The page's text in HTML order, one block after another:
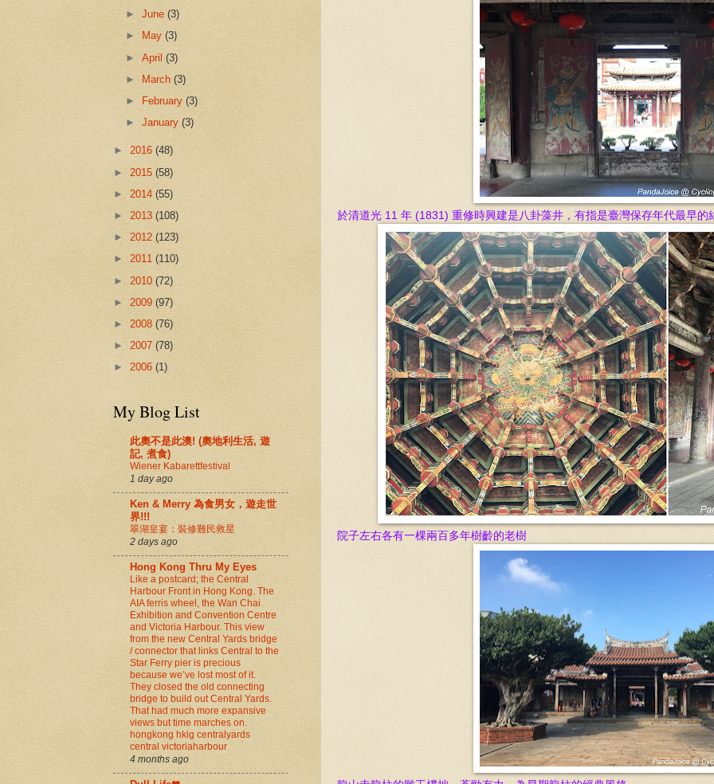
於清道光 11 年 (1831) 重修時興建是八卦藻井，有指是臺灣保存年代最早的
院子左右各有一棵兩百多年樹齡的老樹
►June(3)
►
May(3)
►April(3)
►
March(3)
►
February(3)
►January(3)
► 2016 (48)
► 2015 (58)
► 2014 (55)
► 2013 (108)
► 2012 (123)
► 2011 (110)
► 2010 (72)
► 2009 (97)
► 2008 (76)
► 2007 (78)
► 2006 (1)
My Blog List
此奧不是此澳! (奧地利生活, 遊
記, 煮食)
Wiener Kabarettfestival
1 day ago
Ken & Merry 為食男女，遊走世
界!!!
翠湖皇宴：裝修難民救星
2 days ago
Hong Kong Thru My Eyes
Like a postcard; the Central
Harbour Front in Hong Kong. The
AIA ferris wheel, the Wan Chai
Exhibition and Convention Centre
and Victoria Harbour. This view
from the new Central Yards bridge
/ connector that links Central to the
Star Ferry pier is precious
because we’ve lost most of it.
They closed the old connecting
bridge to build out Central Yards.
That had much more expansive
views but time marches on.
hongkong hkig centralyards
central victoriaharbour
4 months ago